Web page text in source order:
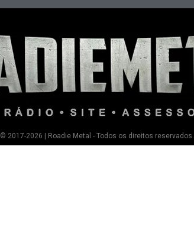
© 2017-2026 | Roadie Metal - Todos os direitos reservados.